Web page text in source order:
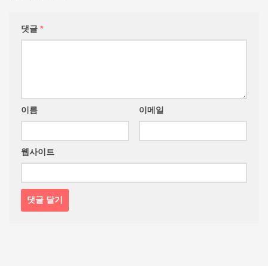
댓글 *
이름 이메일
웹사이트